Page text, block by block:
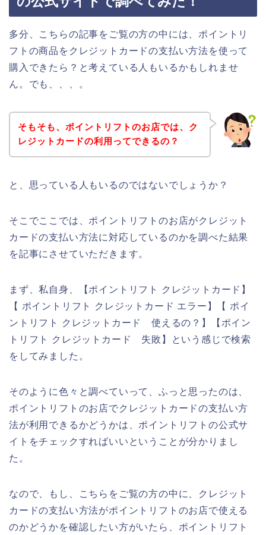
多分、こちらの記事をご覧の方の中には、ポイントリ
フトの商品をクレジットカードの支払い方法を使って
購入できたら？と考えている人もいるかもしれませ
ん。でも、、、。
そもそも、ポイントリフトのお店では、ク
レジットカードの利用ってできるの？
と、思っている人もいるのではないでしょうか？
そこでここでは、ポイントリフトのお店がクレジット
カードの支払い方法に対応しているのかを調べた結果
を記事にさせていただきます。
まず、私自身、【ポイントリフト クレジットカード】
【 ポイントリフト クレジットカード エラー】【 ポイ
ントリフト クレジットカード 使えるの？】【ポイン
トリフト クレジットカード 失敗】という感じで検索
をしてみました。
そのように色々と調べていって、ふっと思ったのは、
ポイントリフトのお店でクレジットカードの支払い方
法が利用できるかどうかは、ポイントリフトの公式サ
イトをチェックすればいいということが分かりまし
た。
なので、もし、こちらをご覧の方の中に、クレジット
カードの支払い方法がポイントリフトのお店で使える
のかどうかを確認したい方がいたら、ポイントリフト